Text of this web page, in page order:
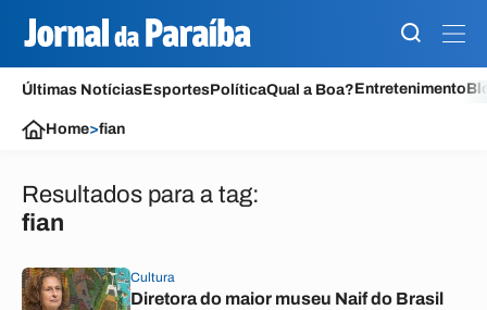
Últimas NotíciasEsportesPolíticaQual a Boa?Entretenimento
Home>fian
Resultados para a tag:
fian
Cultura
Diretora do maior museu Naif do Brasil